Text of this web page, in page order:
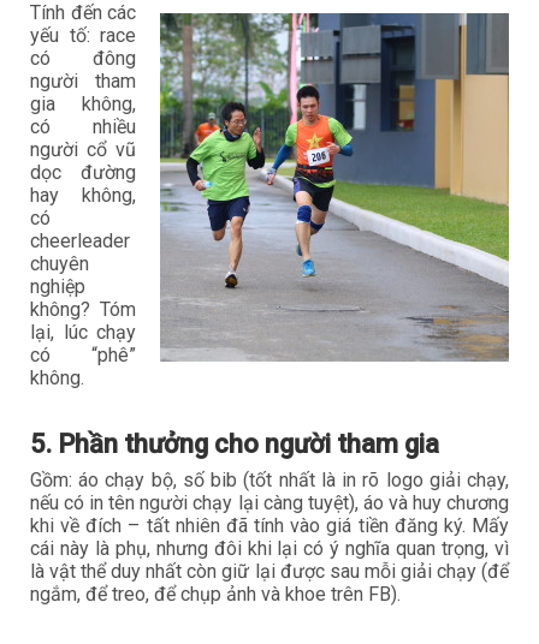
Tính đến các
yếu tố: race
có đông
người tham
gia không,
có nhiều
người cổ vũ
dọc đường
hay không,
có
cheerleader
chuyên
nghiệp
không? Tóm
lại, lúc chạy
có “phê”
không.
5. Phần thưởng cho người tham gia
Gồm: áo chạy bộ, số bib (tốt nhất là in rõ logo giải chạy,
nếu có in tên người chạy lại càng tuyệt), áo và huy chương
khi về đích – tất nhiên đã tính vào giá tiền đăng ký. Mấy
cái này là phụ, nhưng đôi khi lại có ý nghĩa quan trọng, vì
là vật thể duy nhất còn giữ lại được sau mỗi giải chạy (để
ngắm, để treo, để chụp ảnh và khoe trên FB).